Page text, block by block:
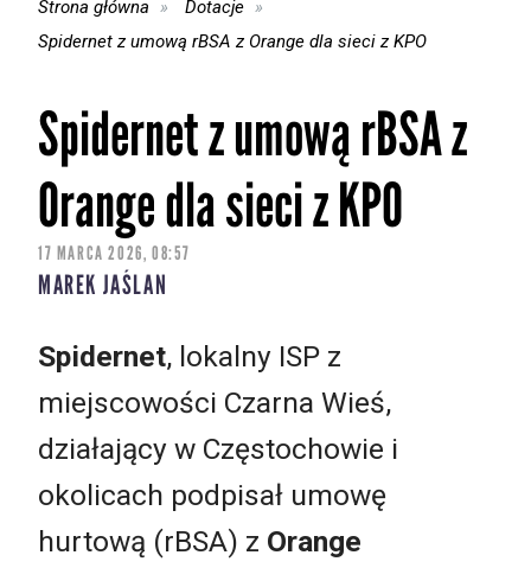
Strona główna
Dotacje
Spidernet z umową rBSA z Orange dla sieci z KPO
Spidernet z umową rBSA z
Orange dla sieci z KPO
17 MARCA 2026, 08:57
MAREK JAŚLAN
Spidernet, lokalny ISP z
miejscowości Czarna Wieś,
działający w Częstochowie i
okolicach podpisał umowę
hurtową (rBSA) z Orange